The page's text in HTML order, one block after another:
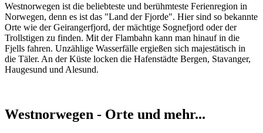
Westnorwegen ist die beliebteste und berühmteste Ferienregion in
Norwegen, denn es ist das "Land der Fjorde". Hier sind so bekannte
Orte wie der Geirangerfjord, der mächtige Sognefjord oder der
Trollstigen zu finden. Mit der Flambahn kann man hinauf in die
Fjells fahren. Unzählige Wasserfälle ergießen sich majestätisch in
die Täler. An der Küste locken die Hafenstädte Bergen, Stavanger,
Haugesund und Alesund.
Westnorwegen - Orte und mehr...